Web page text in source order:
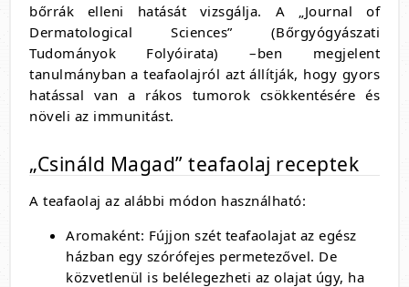
bőrrák elleni hatását vizsgálja. A „Journal of
Dermatological Sciences” (Bőrgyógyászati
Tudományok Folyóirata) –ben megjelent
tanulmányban a teafaolajról azt állítják, hogy gyors
hatással van a rákos tumorok csökkentésére és
növeli az immunitást.
„Csináld Magad” teafaolaj receptek
A teafaolaj az alábbi módon használható:
Aromaként: Fújjon szét teafaolajat az egész
házban egy szórófejes permetezővel. De
közvetlenül is belélegezheti az olajat úgy, ha